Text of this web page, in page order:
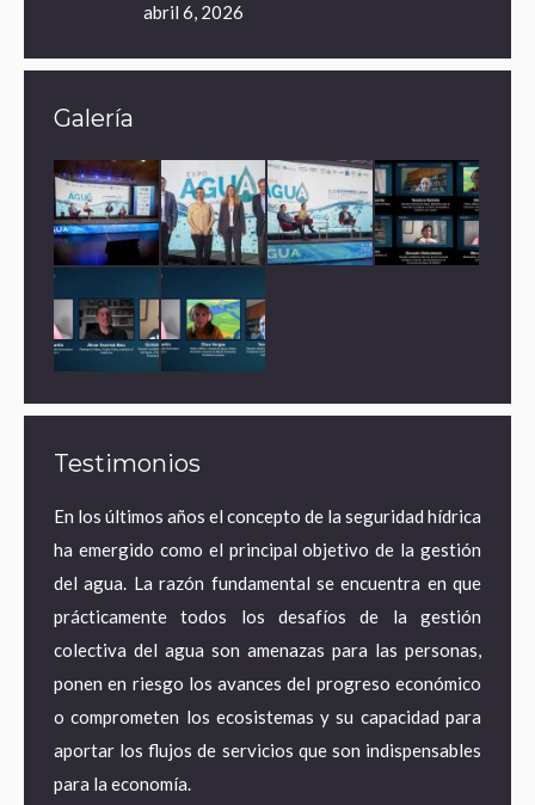
abril 6, 2026
Galería
Testimonios
En los últimos años el concepto de la seguridad hídrica
ha emergido como el principal objetivo de la gestión
del agua. La razón fundamental se encuentra en que
prácticamente todos los desafíos de la gestión
colectiva del agua son amenazas para las personas,
ponen en riesgo los avances del progreso económico
o comprometen los ecosistemas y su capacidad para
aportar los flujos de servicios que son indispensables
para la economía.